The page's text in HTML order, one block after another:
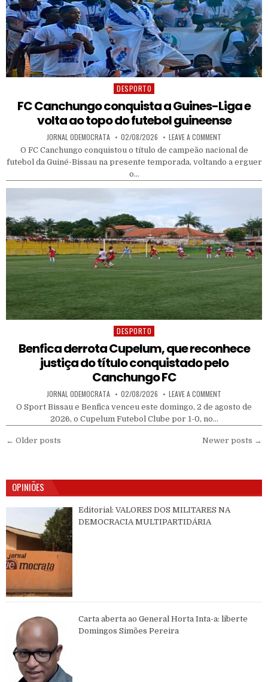
Posted in
DESPORTO
FC Canchungo conquista a Guines-Liga e
volta ao topo do futebol guineense
AUTHOR:
JORNAL ODEMOCRATA PUBLISHED DATE:
02/08/2026 LEAVE A COMMENT
O FC Canchungo conquistou o título de campeão nacional de
futebol da Guiné-Bissau na presente temporada, voltando a erguer
o…
Posted in
DESPORTO
Benfica derrota Cupelum, que reconhece
justiça do título conquistado pelo
Canchungo FC
AUTHOR:
JORNAL ODEMOCRATA PUBLISHED DATE:
02/08/2026 LEAVE A COMMENT
O Sport Bissau e Benfica venceu este domingo, 2 de agosto de
2026, o Cupelum Futebol Clube por 1-0, no…
Navegação por posts
← Older posts Newer posts →
OPINIÕES
Editorial: VALORES DOS MILITARES NA
DEMOCRACIA MULTIPARTIDÁRIA
Carta aberta ao General Horta Inta-a: liberte
Domingos Simões Pereira